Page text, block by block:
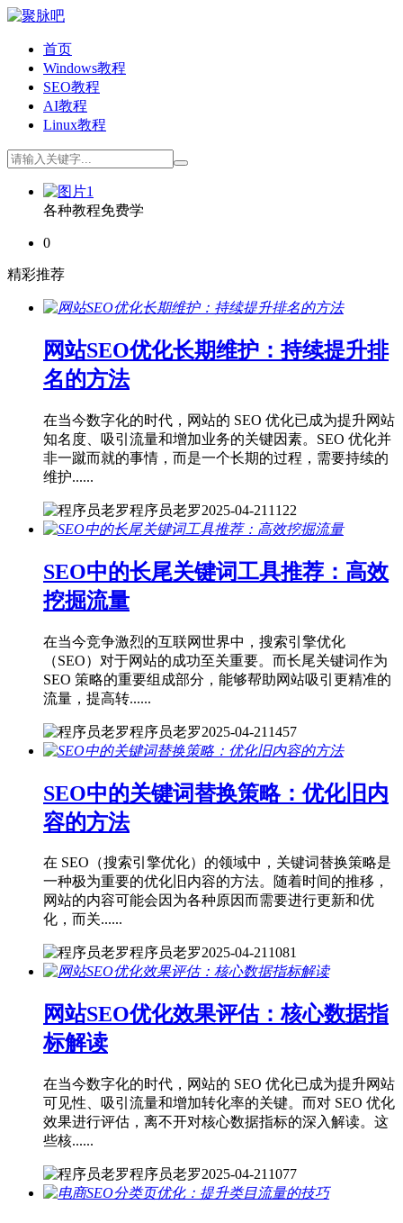
首页
Windows教程
SEO教程
AI教程
Linux教程
各种教程免费学
0
精彩推荐
网站SEO优化长期维护：持续提升排
名的方法
在当今数字化的时代，网站的 SEO 优化已成为提升网站
知名度、吸引流量和增加业务的关键因素。SEO 优化并
非一蹴而就的事情，而是一个长期的过程，需要持续的
维护......
程序员老罗2025-04-21 1122
SEO中的长尾关键词工具推荐：高效
挖掘流量
在当今竞争激烈的互联网世界中，搜索引擎优化
（SEO）对于网站的成功至关重要。而长尾关键词作为
SEO 策略的重要组成部分，能够帮助网站吸引更精准的
流量，提高转......
程序员老罗2025-04-21 1457
SEO中的关键词替换策略：优化旧内
容的方法
在 SEO（搜索引擎优化）的领域中，关键词替换策略是
一种极为重要的优化旧内容的方法。随着时间的推移，
网站的内容可能会因为各种原因而需要进行更新和优
化，而关......
程序员老罗2025-04-211081
网站SEO优化效果评估：核心数据指
标解读
在当今数字化的时代，网站的 SEO 优化已成为提升网站
可见性、吸引流量和增加转化率的关键。而对 SEO 优化
效果进行评估，离不开对核心数据指标的深入解读。这
些核......
程序员老罗2025-04-21 1077